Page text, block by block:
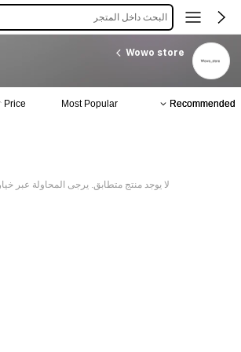
البحث داخل المتجر
Wowo store
Recommended
Most Popular
Price
لا يوجد منتج متطابق. يرجى المحاولة عبر